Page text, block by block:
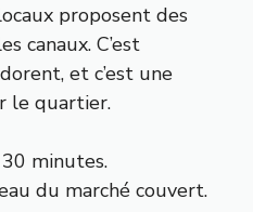
proposent des
canaux. C’est
et c’est une
le quartier.
minutes.
du marché couvert.